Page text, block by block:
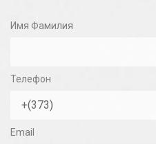
Имя Фамилия
Телефон
Email